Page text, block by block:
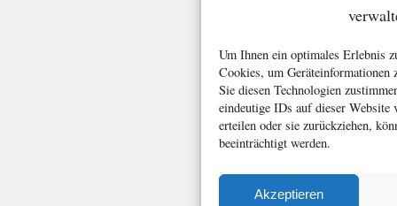
Um Ihnen ein optimales Erlebnis
Cookies, um Geräteinformationen
Sie diesen Technologien
eindeutige IDs auf dieser
erteilen oder sie zurückziehen,
beeinträchtigt werden.
Akzeptieren